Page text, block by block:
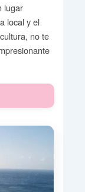
lugar
local y el
no te